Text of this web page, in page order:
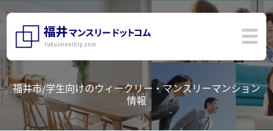
福井市/学生向けのウィークリー・マンスリーマンション
情報